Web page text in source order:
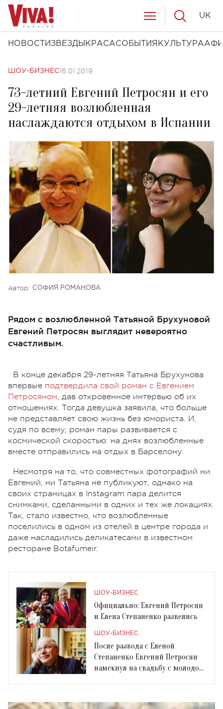
НОВОСТИ ЗВЕЗДЫ КРАСАСОБЫТИЯ КУЛЬТУРА
UK
ШОУ-БИЗНЕС16.01.2019
73-летний Евгений Петросян и его
29-летняя возлюбленная
наслаждаются отдыхом в Испании
Автор: СОФИЯ РОМАНОВА
Рядом с возлюбленной Татьяной Брухуновой
Евгений Петросян выглядит невероятно
счастливым.
В конце декабря 29-летняя Татьяна Брухунова
впервые подтвердила свой роман с Евгением
Петросяном, дав откровенное интервью об их
отношениях. Тогда девушка заявила, что больше
не представляет свою жизнь без юмориста. И,
судя по всему, роман пары развивается с
космической скоростью: на днях возлюбленные
вместе отправились на отдых в Барселону.
Несмотря на то, что совместных фотографий ни
Евгений, ни Татьяна не публикуют, однако на
своих страницах в Instagram пара делится
снимками, сделанными в одних и тех же локациях.
Так, стало известно, что возлюбленные
поселились в одном из отелей в центре города и
даже насладились деликатесами в известном
ресторане Botafumeir.
ШОУ-БИЗНЕС
Официально: Евгений Петросян
и Елена Степаненко развелись
ШОУ-БИЗНЕС
После развода с Еленой
Степаненко Евгений Петросян
намекнул на свадьбу с молодой